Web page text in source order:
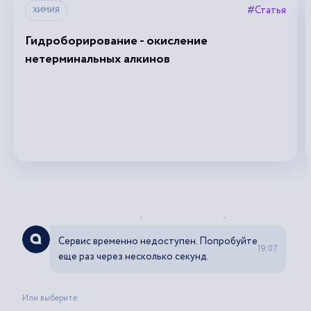
ХИМИЯ #Статья
Гидроборирование - окисление
нетерминальных алкинов